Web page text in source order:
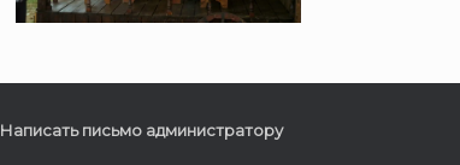
Написать письмо администратору